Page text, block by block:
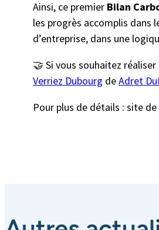
Ainsi, ce premier Bilan
les progrès accomplis
d’entreprise, dans une
🤝 Si vous souhaitez réaliser
Verriez Dubourg deAdret
Pour plus de détails : site de